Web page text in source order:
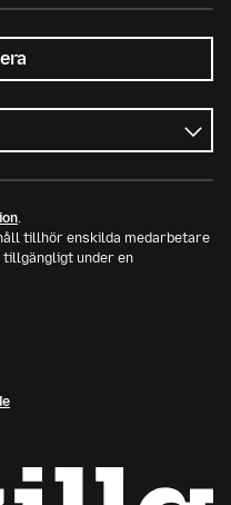
.
tillhör enskilda medarbetare
under en